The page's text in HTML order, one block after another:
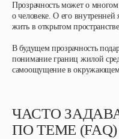
Прозрачность может о многом
о человеке. О его
жить в открытом
В будущем прозрачность
понимание границ жилой
самоощущение в
ЧАСТО
ПО ТЕМЕ (FAQ)